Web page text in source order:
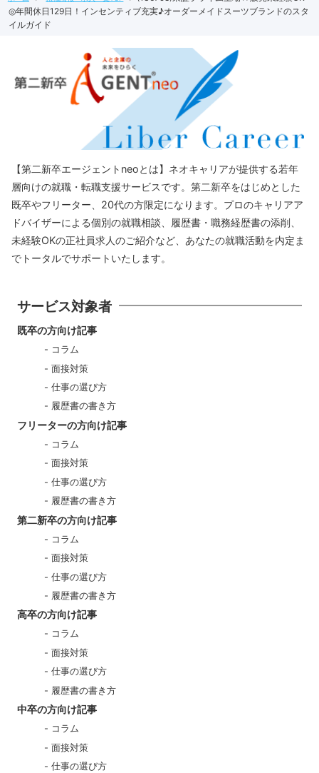
◎年間休日129日！インセンティブ充実♪オーダーメイドスーツブランドのスタ
イルガイド
【第二新卒エージェントneoとは】ネオキャリアが提供する若年
層向けの就職・転職支援サービスです。第二新卒をはじめとした
既卒やフリーター、20代の方限定になります。プロのキャリアア
ドバイザーによる個別の就職相談、履歴書・職務経歴書の添削、
未経験OKの正社員求人のご紹介など、あなたの就職活動を内定ま
でトータルでサポートいたします。
サービス対象者
既卒の方向け記事
コラム
面接対策
仕事の選び方
履歴書の書き方
フリーターの方向け記事
コラム
面接対策
仕事の選び方
履歴書の書き方
第二新卒の方向け記事
コラム
面接対策
仕事の選び方
履歴書の書き方
高卒の方向け記事
コラム
面接対策
仕事の選び方
履歴書の書き方
中卒の方向け記事
コラム
面接対策
仕事の選び方